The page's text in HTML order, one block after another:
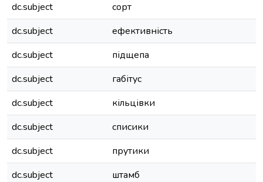
dc.subject
сорт
dc.subject
ефективність
dc.subject
підщепа
dc.subject
габітус
dc.subject
кільцівки
dc.subject
списики
dc.subject
прутики
dc.subject
штамб